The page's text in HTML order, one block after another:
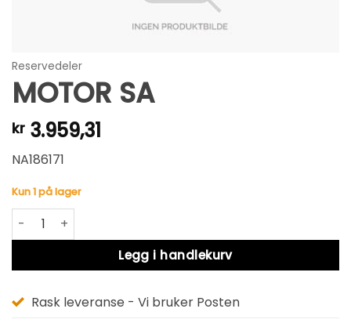
Reservedeler
MOTOR SA
kr 3.959,31
NA186171
Kun 1 på lager
MOTOR SA antall
Legg i handlekurv
Alternative:
Rask leveranse - Vi bruker Posten